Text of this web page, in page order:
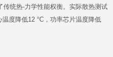
统热-力学性能权衡。实际散热测试
度降低12 °C，功率芯片温度降低